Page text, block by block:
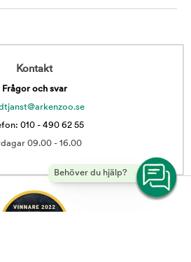
Behöver du hjälp?
Kontakt
Frågor och svar
010 - 490 62 55
09.00 - 16.00